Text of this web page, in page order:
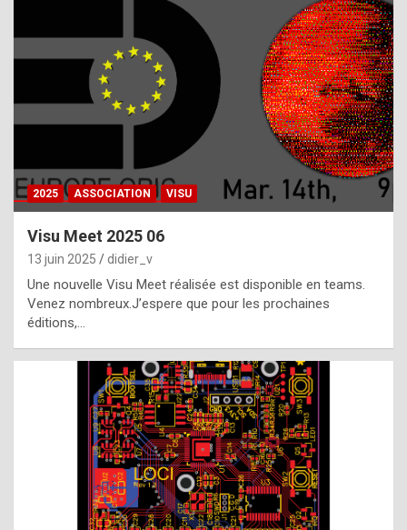
h
a
t
t
e
b
e
s
t
p
h
2025 ASSOCIATION VISU
Visu Meet 2025 06
13 juin 2025 didier_v
Une nouvelle Visu Meet réalisée est disponible en teams.
Venez nombreux.J’espere que pour les prochaines
éditions,…